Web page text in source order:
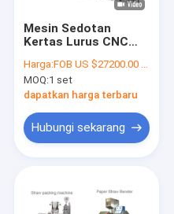
Mesin Sedotan
Kertas Lurus CNC
Cepat 100m / Min
Harga:FOB US $27200.00 - 27300.00 / Set
MOQ:1 set
dapatkan harga terbaru
Hubungi sekarang